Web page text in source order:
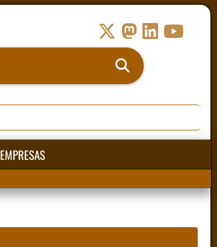
EMPRESAS